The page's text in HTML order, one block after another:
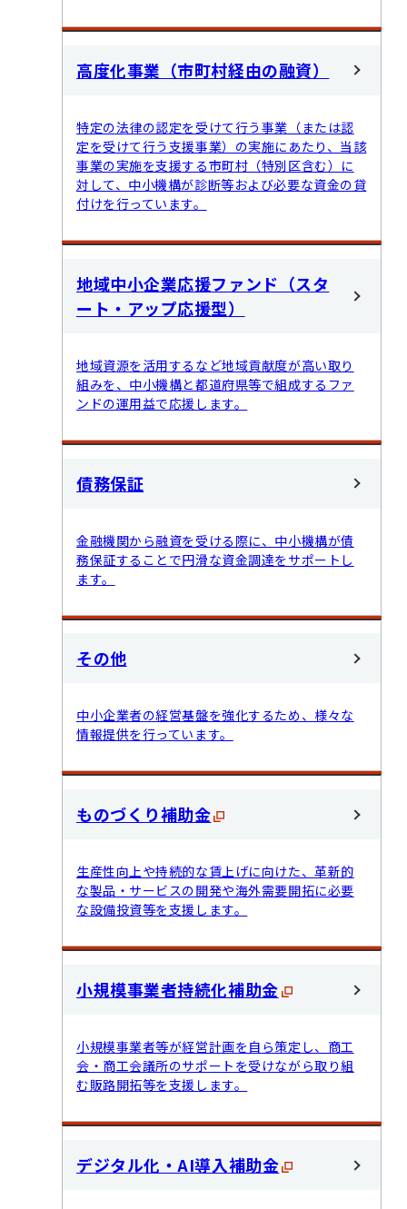
高度化事業（市町村経由の融資）
特定の法律の認定を受けて行う事業（または認
定を受けて行う支援事業）の実施にあたり、当該
事業の実施を支援する市町村（特別区含む）に
対して、中小機構が診断等および必要な資金の貸
付けを行っています。
地域中小企業応援ファンド（スタ
ート・アップ応援型）
地域資源を活用するなど地域貢献度が高い取り
組みを、中小機構と都道府県等で組成するファ
ンドの運用益で応援します。
債務保証
金融機関から融資を受ける際に、中小機構が債
務保証することで円滑な資金調達をサポートし
ます。
その他
中小企業者の経営基盤を強化するため、様々な
情報提供を行っています。
ものづくり補助金
生産性向上や持続的な賃上げに向けた、革新的
な製品・サービスの開発や海外需要開拓に必要
な設備投資等を支援します。
小規模事業者持続化補助金
小規模事業者等が経営計画を自ら策定し、商工
会・商工会議所のサポートを受けながら取り組
む販路開拓等を支援します。
デジタル化・AI導入補助金